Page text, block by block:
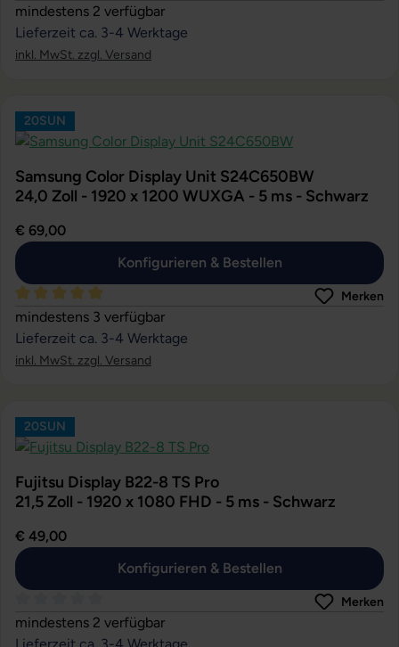
Durchschnittliche Bewertung von 0 von 5 Sternen
mindestens 2 verfügbar
Lieferzeit ca. 3-4 Werktage
inkl. MwSt. zzgl. Versand
20SUN
Samsung Color Display Unit S24C650BW
24,0 Zoll - 1920 x 1200 WUXGA - 5 ms - Schwarz
€ 69,00
Konfigurieren & Bestellen
Durchschnittliche Bewertung von 5 von 5 Sternen
Merken
mindestens 3 verfügbar
Lieferzeit ca. 3-4 Werktage
inkl. MwSt. zzgl. Versand
20SUN
Fujitsu Display B22-8 TS Pro
21,5 Zoll - 1920 x 1080 FHD - 5 ms - Schwarz
€ 49,00
Konfigurieren & Bestellen
Durchschnittliche Bewertung von 0 von 5 Sternen
Merken
mindestens 2 verfügbar